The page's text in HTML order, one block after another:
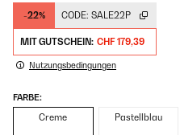
-22% CODE: SALE22P
MIT GUTSCHEIN: CHF 179,39
Nutzungsbedingungen
FARBE:
Creme Pastellblau